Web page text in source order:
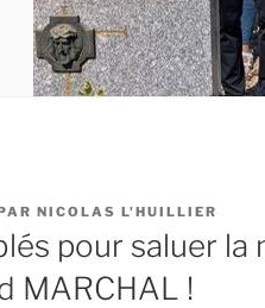
NICOLAS L'HUILLIER
pour saluer la
MARCHAL !